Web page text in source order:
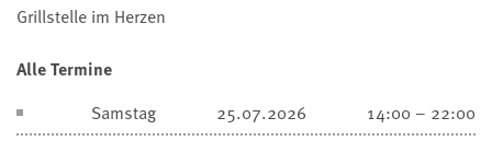
Grillstelle im Herzen
Alle Termine
Samstag
25.07.2026
14:00 – 22:00